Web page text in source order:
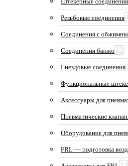
Резьбовые соединения
Соединения с
Соединения банжо 12
Гнездовые соединения
Функциональные
Аксессуары для
Пневматические
Оборудование для
FRL — подготовка